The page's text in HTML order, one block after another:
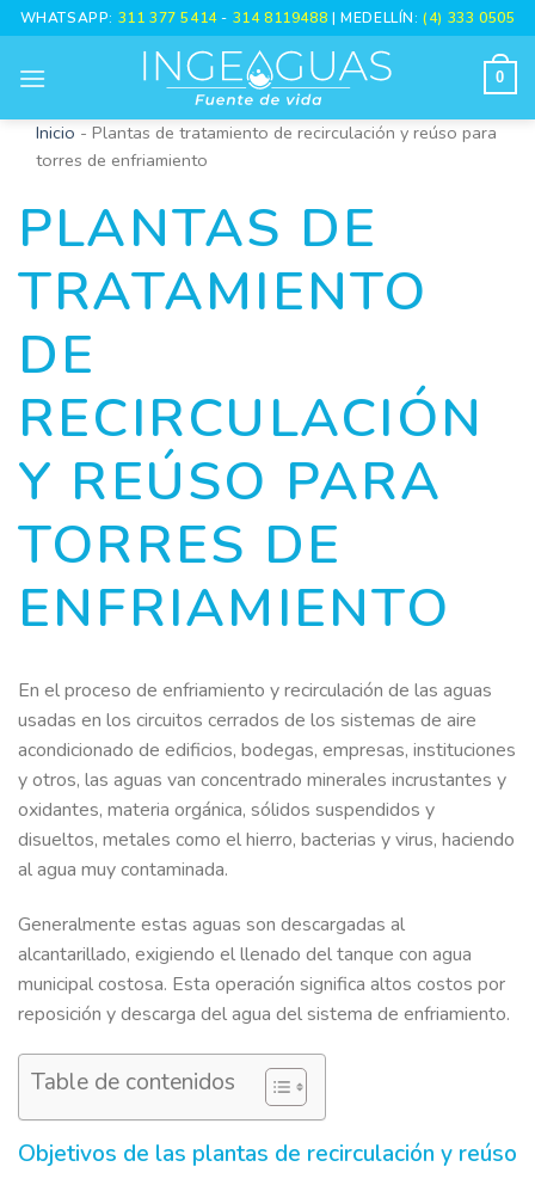
Skip
to
content
WHATSAPP: 311 377 5414- 314 8119488 | MEDELLÍN:(4) 333 0505
0
Inicio - Plantas de tratamiento de recirculación y reúso para
torres de enfriamiento
PLANTAS DE
TRATAMIENTO
DE
RECIRCULACIÓN
Y REÚSO PARA
TORRES DE
ENFRIAMIENTO
En el proceso de enfriamiento y recirculación de las aguas
usadas en los circuitos cerrados de los sistemas de aire
acondicionado de edificios, bodegas, empresas, instituciones
y otros, las aguas van concentrado minerales incrustantes y
oxidantes, materia orgánica, sólidos suspendidos y
disueltos, metales como el hierro, bacterias y virus, haciendo
al agua muy contaminada.
Generalmente estas aguas son descargadas al
alcantarillado, exigiendo el llenado del tanque con agua
municipal costosa. Esta operación significa altos costos por
reposición y descarga del agua del sistema de enfriamiento.
Table de contenidos
Objetivos de las plantas de recirculación y reúso